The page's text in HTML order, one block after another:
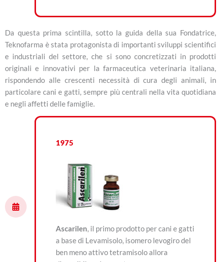
Da questa prima scintilla, sotto la guida della sua Fondatrice,
Teknofarma è stata protagonista di importanti sviluppi scientifici
e industriali del settore, che si sono concretizzati in prodotti
originali e innovativi per la farmaceutica veterinaria italiana,
rispondendo alle crescenti necessità di cura degli animali, in
particolare cani e gatti, sempre più centrali nella vita quotidiana
e negli affetti delle famiglie.
1975
Ascarilen, il primo prodotto per cani e gatti
a base di Levamisolo, isomero levogiro del
ben meno attivo tetramisolo allora